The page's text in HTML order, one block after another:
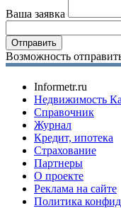
Ваша заявка
Возможность
Informetr.ru
Недвижимость
Справочник
Журнал
Кредит, ипотека
Страхование
Партнеры
O проекте
Реклама на сайте
Политика